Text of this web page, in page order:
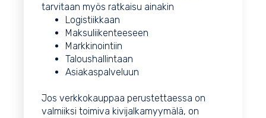
tarvitaan myös ratkaisu ainakin
Logistiikkaan
Maksuliikenteeseen
Markkinointiin
Taloushallintaan
Asiakaspalveluun
Jos verkkokauppaa perustettaessa on
valmiiksi toimiva kivijalkamyymälä, on